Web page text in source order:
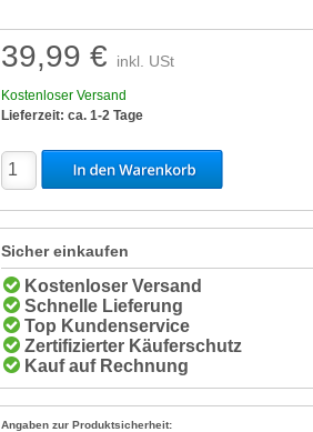
39,99 € inkl. USt
Kostenloser Versand
Lieferzeit: ca. 1-2 Tage
Sicher einkaufen
Kostenloser Versand
Schnelle Lieferung
Top Kundenservice
Zertifizierter Käuferschutz
Kauf auf Rechnung
Angaben zur Produktsicherheit: